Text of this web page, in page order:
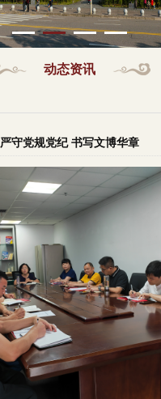
动态资讯
严守党规党纪 书写文博华章